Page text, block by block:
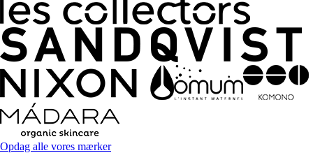
Opdag alle vores mærker